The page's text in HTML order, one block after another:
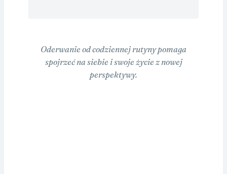
Oderwanie od codziennej rutyny pomaga
spojrzeć na siebie i swoje życie z nowej
perspektywy.